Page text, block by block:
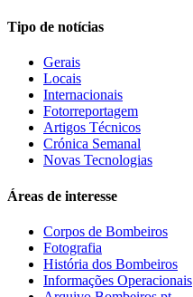
Tipo de notícias
Gerais
Locais
Internacionais
Fotorreportagem
Artigos Técnicos
Crónica Semanal
Novas Tecnologias
Áreas de interesse
Corpos de Bombeiros
Fotografia
História dos Bombeiros
Informações Operacionais